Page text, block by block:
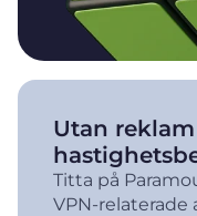
Utan
Titta på
VPN-relaterade